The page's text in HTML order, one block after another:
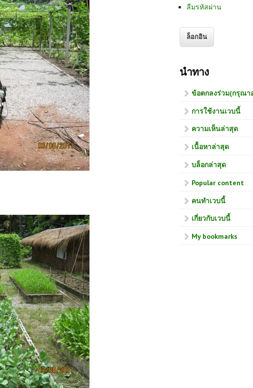
ลืมรหัสผ่าน
นำทาง
ข้อตกลงร่วม(กรุณา
การใช้งานเวบนี้
ความเห็นล่าสุด
เนื้อหาล่าสุด
บล็อกล่าสุด
Popular content
คนทำเวบนี้
เกี่ยวกับเวบนี้
My bookmarks